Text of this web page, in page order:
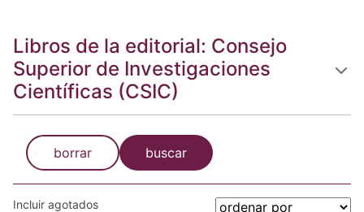
Libros de la editorial: Consejo
Superior de Investigaciones
Científicas (CSIC)
borrar buscar
Incluir agotados